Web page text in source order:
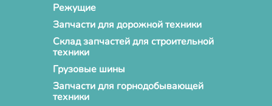
Режущие
Запчасти для дорожной техники
Склад запчастей для строительной
техники
Грузовые шины
Запчасти для горнодобывающей
техники